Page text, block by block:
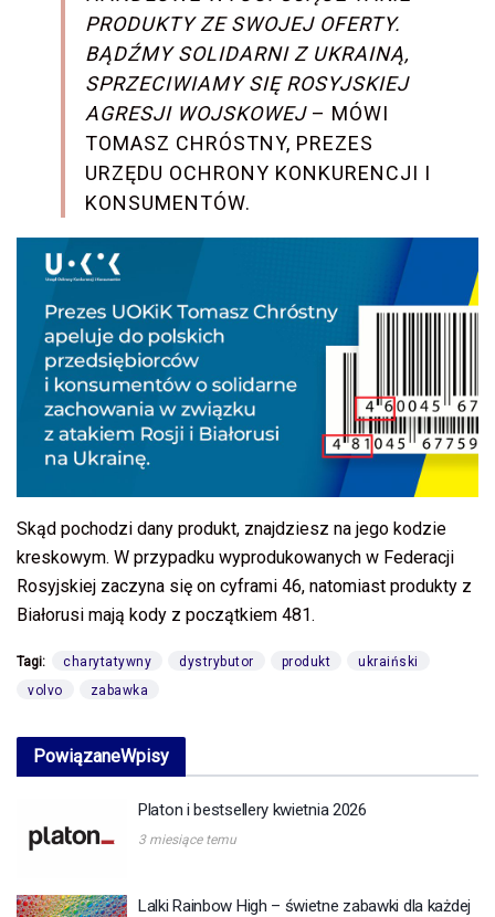
PRODUKTY ZE SWOJEJ OFERTY.
BĄDŹMY SOLIDARNI Z UKRAINĄ,
SPRZECIWIAMY SIĘ ROSYJSKIEJ
AGRESJI WOJSKOWEJ – MÓWI
TOMASZ CHRÓSTNY, PREZES
URZĘDU OCHRONY KONKURENCJI I
KONSUMENTÓW.
Skąd pochodzi dany produkt, znajdziesz na jego kodzie
kreskowym. W przypadku wyprodukowanych w Federacji
Rosyjskiej zaczyna się on cyframi 46, natomiast produkty z
Białorusi mają kody z początkiem 481.
Tagi: charytatywny dystrybutor produkt
ukraiński
volvo
zabawka
PowiązaneWpisy
Platon i bestsellery kwietnia 2026
3 miesiące temu
Lalki Rainbow High – świetne zabawki dla każdej